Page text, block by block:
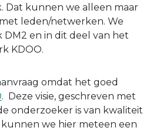
Dat kunnen we alleen maar
leden/netwerken. We
DM2 en in dit deel van het
KDOO.
omdat het goed
. Deze visie, geschreven met
onderzoeker is van kwaliteit
we hier meteen een